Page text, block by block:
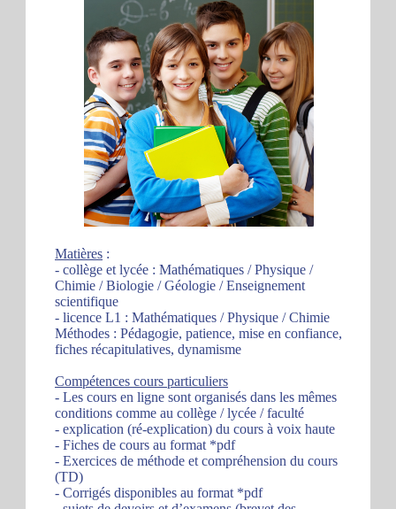
Matières :
- collège et lycée : Mathématiques / Physique /
Chimie / Biologie / Géologie / Enseignement
scientifique
- licence L1 : Mathématiques / Physique / Chimie
Méthodes : Pédagogie, patience, mise en confiance,
fiches récapitulatives, dynamisme
Compétences cours particuliers
- Les cours en ligne sont organisés dans les mêmes
conditions comme au collège / lycée / faculté
- explication (ré-explication) du cours à voix haute
- Fiches de cours au format *pdf
- Exercices de méthode et compréhension du cours
(TD)
- Corrigés disponibles au format *pdf